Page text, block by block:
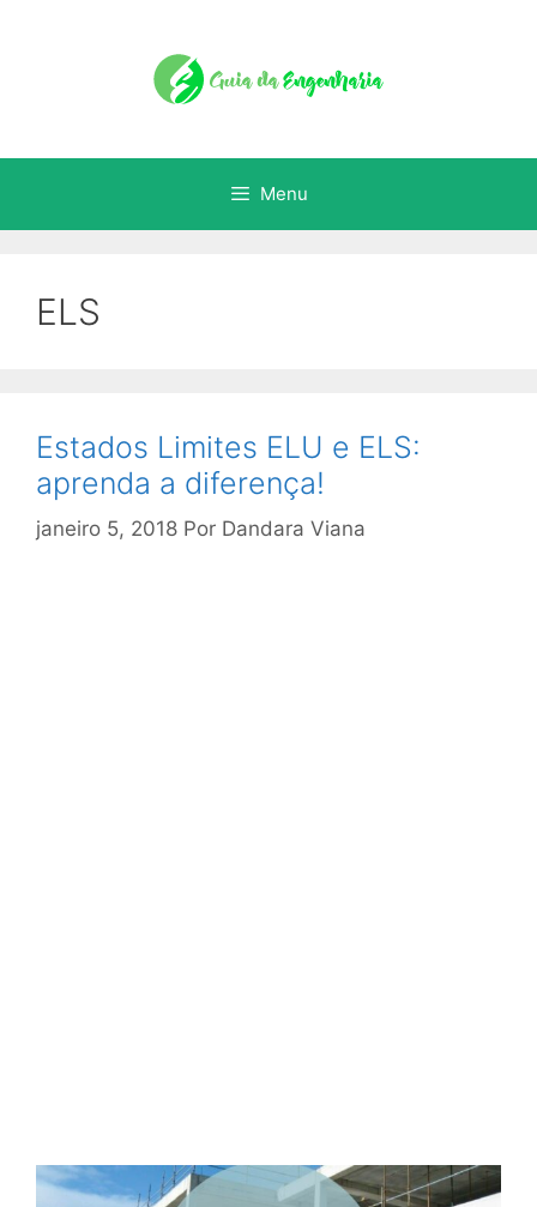
Menu
ELS
Estados Limites ELU e ELS:
aprenda a diferença!
janeiro 5, 2018 Por Dandara Viana